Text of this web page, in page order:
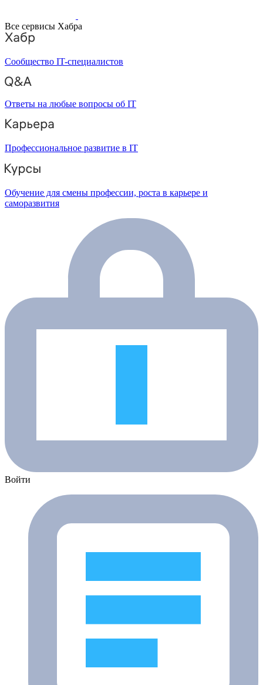
Все сервисы Хабра
Сообщество IT-специалистов
Ответы на любые вопросы об IT
Профессиональное развитие в IT
Обучение для смены профессии, роста в карьере и
саморазвития
Войти